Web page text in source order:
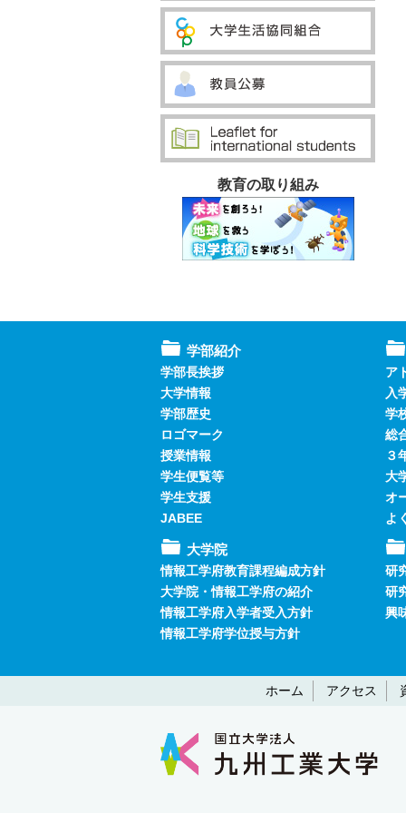
教育の取り組み
学部紹介
学部長挨拶
大学情報
学部歴史
ロゴマーク
授業情報
学生便覧等
学生支援
JABEE
大学院
情報工学府教育課程編成方針
大学院・情報工学府の紹介
情報工学府入学者受入方針
情報工学府学位授与方針
ア
入
学
総
３
大
オ
よ
研
研
興
ホーム アクセス